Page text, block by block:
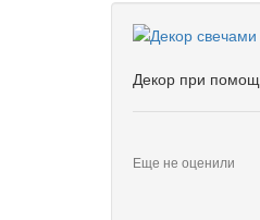
Декор при
Еще не оценили